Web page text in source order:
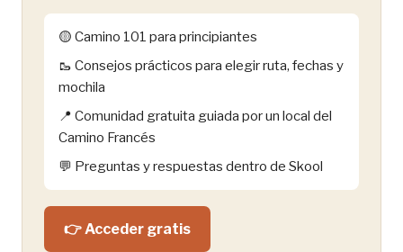
🟡 Camino 101 para principiantes
🥾 Consejos prácticos para elegir ruta, fechas y
mochila
📍 Comunidad gratuita guiada por un local del
Camino Francés
💬 Preguntas y respuestas dentro de Skool
👉 Acceder gratis